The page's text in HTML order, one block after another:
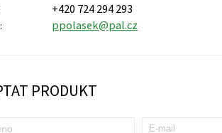
+420 724 294 293
ppolasek@pal.cz
PRODUKT